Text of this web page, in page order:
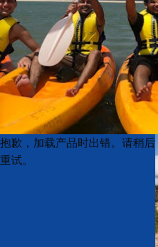
Product
List
Product
List
抱歉，加载产品时出错。请稍后
重试。